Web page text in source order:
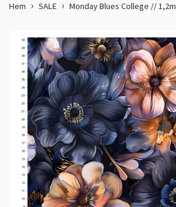
Hem SALE Monday Blues College // 1,2m